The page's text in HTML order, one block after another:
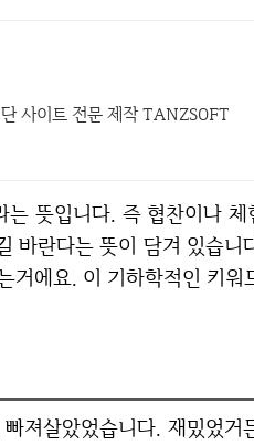
사이트 전문 제작 TANZSOFT
바란다는 뜻이 담겨 있습
거에요. 이 기하학적인 키워